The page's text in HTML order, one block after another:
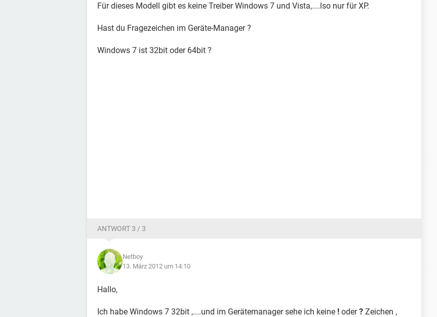
Für dieses Modell gibt es keine Treiber Windows 7 und Vista,....lso nur für XP.
Hast du Fragezeichen im Geräte-Manager ?
Windows 7 ist 32bit oder 64bit ?
ANTWORT 3 / 3
Netboy
13. März 2012 um 14:10
Hallo,
Ich habe Windows 7 32bit ,....und im Gerätemanager sehe ich keine ! oder? Zeichen ,